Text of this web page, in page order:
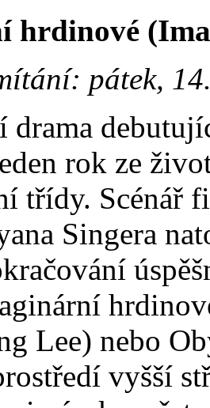
hrdinové
pátek,
drama
rok ze
třídy. Scénář
Singera
Lee) nebo
vyšší